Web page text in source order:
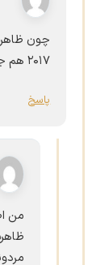
۲۰۱۷ هم جلوتره
پاسخ
من